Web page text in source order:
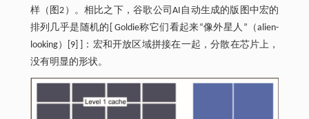
样（图2）。相比之下，谷歌公司AI自动生成的版图中宏的
排列几乎是随机的[ Goldie称它们看起来“像外星人”（alien-
looking）[9] ]：宏和开放区域拼接在一起，分散在芯片上，
没有明显的形状。